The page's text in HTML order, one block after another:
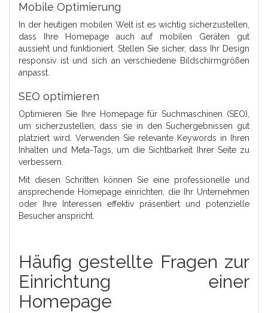
Mobile Optimierung
In der heutigen mobilen Welt ist es wichtig sicherzustellen,
dass Ihre Homepage auch auf mobilen Geräten gut
aussieht und funktioniert. Stellen Sie sicher, dass Ihr Design
responsiv ist und sich an verschiedene Bildschirmgrößen
anpasst.
SEO optimieren
Optimieren Sie Ihre Homepage für Suchmaschinen (SEO),
um sicherzustellen, dass sie in den Suchergebnissen gut
platziert wird. Verwenden Sie relevante Keywords in Ihren
Inhalten und Meta-Tags, um die Sichtbarkeit Ihrer Seite zu
verbessern.
Mit diesen Schritten können Sie eine professionelle und
ansprechende Homepage einrichten, die Ihr Unternehmen
oder Ihre Interessen effektiv präsentiert und potenzielle
Besucher anspricht.
Häufig gestellte Fragen zur
Einrichtung einer
Homepage